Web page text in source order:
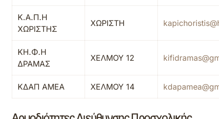
Κ.Α.Π.Η
ΧΩΡΙΣΤΗΣ
ΧΩΡΙΣΤΗ
KΗ.Φ.Η
ΔΡΑΜΑΣ
ΧΕΛΜΟΥ 12
ΚΔΑΠ ΑΜΕΑ ΧΕΛΜΟΥ 14